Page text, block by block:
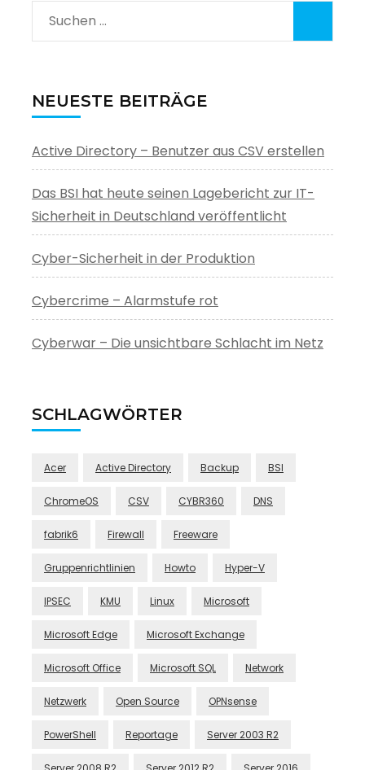
Suchen
nach:
NEUESTE BEITRÄGE
Active Directory – Benutzer aus CSV erstellen
Das BSI hat heute seinen Lagebericht zur IT-
Sicherheit in Deutschland veröffentlicht
Cyber-Sicherheit in der Produktion
Cybercrime – Alarmstufe rot
Cyberwar – Die unsichtbare Schlacht im Netz
SCHLAGWÖRTER
Acer Active Directory Backup BSI
ChromeOS CSV CYBR360 DNS
fabrik6 Firewall Freeware
Gruppenrichtlinien Howto Hyper-V
IPSEC KMU Linux Microsoft
Microsoft Edge Microsoft Exchange
Microsoft Office Microsoft SQL Network
Netzwerk Open Source OPNsense
PowerShell Reportage Server 2003 R2